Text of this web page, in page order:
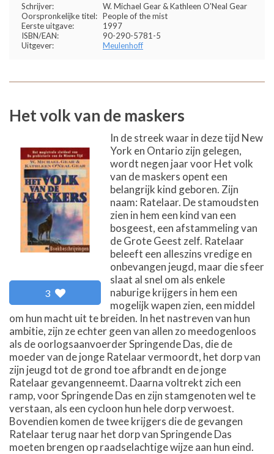
Schrijver:
W. Michael Gear & Kathleen O'Neal Gear
Oorspronkelijke titel: People of the mist
Eerste uitgave:
1997
ISBN/EAN:
90-290-5781-5
Uitgever:
Meulenhoff
Het volk van de maskers
3
In de streek waar in deze tijd New
York en Ontario zijn gelegen,
wordt negen jaar voor Het volk
van de maskers opent een
belangrijk kind geboren. Zijn
naam: Ratelaar. De stamoudsten
zien in hem een kind van een
bosgeest, een afstammeling van
de Grote Geest zelf. Ratelaar
beleeft een alleszins vredige en
onbevangen jeugd, maar die sfeer
slaat al snel om als enkele
naburige krijgers in hem een
mogelijk wapen zien, een middel
om hun macht uit te breiden. In het nastreven van hun
ambitie, zijn ze echter geen van allen zo meedogenloos
als de oorlogsaanvoerder Springende Das, die de
moeder van de jonge Ratelaar vermoordt, het dorp van
zijn jeugd tot de grond toe afbrandt en de jonge
Ratelaar gevangenneemt. Daarna voltrekt zich een
ramp, voor Springende Das en zijn stamgenoten wel te
verstaan, als een cycloon hun hele dorp verwoest.
Bovendien komen de twee krijgers die de gevangen
Ratelaar terug naar het dorp van Springende Das
moeten brengen op raadselachtige wijze aan hun eind.